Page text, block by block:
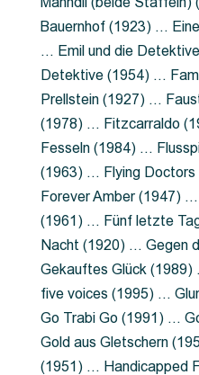
Bauernhof (1923) …
… Emil und die
Detektive (1954) …
Prellstein (1927) …
(1978) … Fitzcarraldo
Fesseln (1984) …
(1963) … Flying
Forever Amber (1947)
(1961) … Fünf letzte
Nacht (1920) … Gegen
Gekauftes Glück
five voices (1995) …
Go Trabi Go (1991) …
Gold aus Gletschern
(1951) … Handicapped